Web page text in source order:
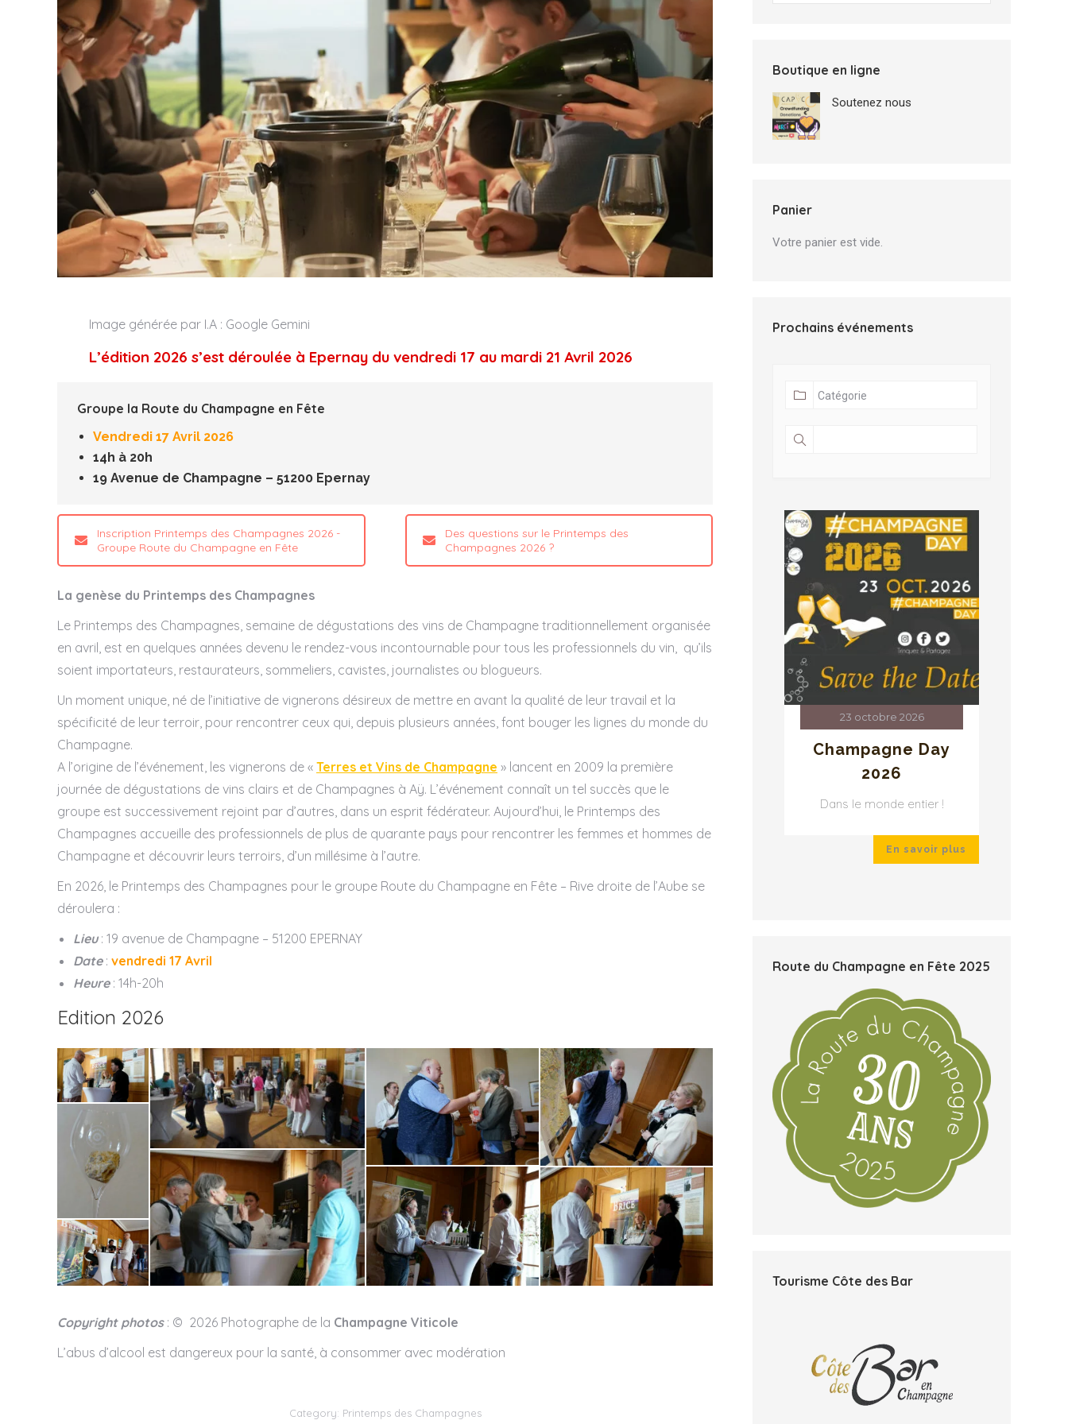
Image générée par I.A : Google Gemini
L’édition 2026 s’est déroulée à Epernay du vendredi 17 au mardi 21 Avril 2026
Groupe la Route du Champagne en Fête
Vendredi 17 Avril 2026
14h à 20h
19 Avenue de Champagne – 51200 Epernay
Inscription Printemps des Champagnes 2026 -
Groupe Route du Champagne en Fête
Des questions sur le Printemps des
Champagnes 2026 ?
La genèse du Printemps des Champagnes
Le Printemps des Champagnes, semaine de dégustations des vins de Champagne traditionnellement organisée
en avril, est en quelques années devenu le rendez-vous incontournable pour tous les professionnels du vin, qu’ils
soient importateurs, restaurateurs, sommeliers, cavistes, journalistes ou blogueurs.
Un moment unique, né de l’initiative de vignerons désireux de mettre en avant la qualité de leur travail et la
spécificité de leur terroir, pour rencontrer ceux qui, depuis plusieurs années, font bouger les lignes du monde du
Champagne.
A l’origine de l’événement, les vignerons de « Terres et Vins de Champagne » lancent en 2009 la première
journée de dégustations de vins clairs et de Champagnes à Aÿ. L’événement connaît un tel succès que le
groupe est successivement rejoint par d’autres, dans un esprit fédérateur. Aujourd’hui, le Printemps des
Champagnes accueille des professionnels de plus de quarante pays pour rencontrer les femmes et hommes de
Champagne et découvrir leurs terroirs, d’un millésime à l’autre.
En 2026, le Printemps des Champagnes pour le groupe Route du Champagne en Fête – Rive droite de l’Aube se
déroulera :
Lieu : 19 avenue de Champagne – 51200 EPERNAY
Date : vendredi 17 Avril
Heure : 14h-20h
Edition 2026
Copyright photos : © 2026 Photographe de la Champagne Viticole
L’abus d’alcool est dangereux pour la santé, à consommer avec modération
Category: Printemps des Champagnes
Boutique en ligne
Soutenez nous
Panier
Votre panier est vide.
Prochains événements
23 octobre 2026
2026
Dans le monde entier !
23 octobre 2026
2026
Dans le monde entier !
23 octobre 2026
Champagne Day
2026
Dans le monde entier !
En savoir plus
Route du Champagne en Fête 2025
Tourisme Côte des Bar